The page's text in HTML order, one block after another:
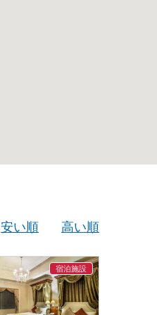
安い順 高い順